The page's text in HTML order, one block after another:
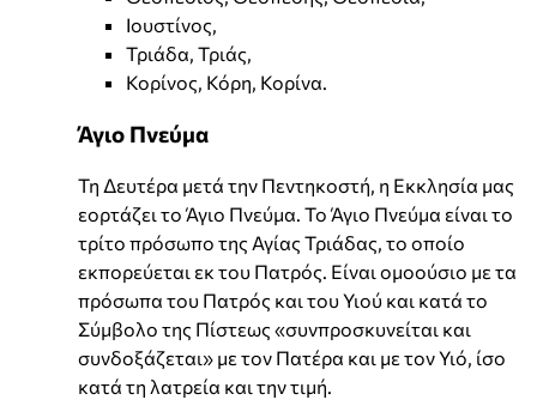
Ιουστίνος,
Τριάδα, Τριάς,
Κορίνος, Κόρη, Κορίνα.
Άγιο Πνεύμα
Τη Δευτέρα μετά την Πεντηκοστή, η Εκκλησία μας
εορτάζει το Άγιο Πνεύμα. Το Άγιο Πνεύμα είναι το
τρίτο πρόσωπο της Αγίας Τριάδας, το οποίο
εκπορεύεται εκ του Πατρός. Είναι ομοούσιο με τα
πρόσωπα του Πατρός και του Υιού και κατά το
Σύμβολο της Πίστεως «συνπροσκυνείται και
συνδοξάζεται» με τον Πατέρα και με τον Υιό, ίσο
κατά τη λατρεία και την τιμή.